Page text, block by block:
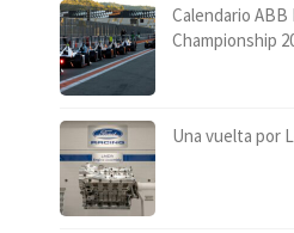
Calendario ABB
Championship
Una vuelta por